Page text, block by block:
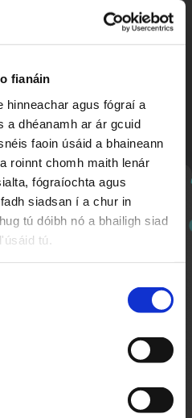
fianáin
hinneachar agus fógraí a
a dhéanamh ar ár gcuid
faoin úsáid a bhaineann
roinnt chomh maith lenár
fógraíochta agus
siadsan í a chur in
tú dóibh nó a bhailigh siad
tú.